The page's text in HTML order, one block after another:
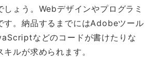
しょう。Webデザインやプログラミ
す。納品するまでにはAdobeツール
などのコードが書けたりな
ルが求められます。